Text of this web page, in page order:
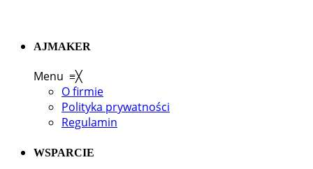
AJMAKER
Menu ≡╳
O firmie
Polityka prywatności
Regulamin
WSPARCIE